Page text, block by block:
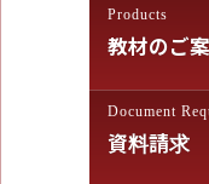
Products
教材のご
Document
資料請求